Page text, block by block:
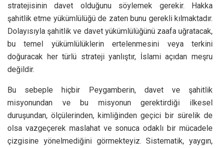
stratejisinin davet olduğunu söylemek gerekir. Hakka
şahitlik etme yükümlülüğü de zaten bunu gerekli kılmaktadır.
Dolayısıyla şahitlik ve davet yükümlülüğünü zaafa uğratacak,
bu temel yükümlülüklerin ertelenmesini veya terkini
doğuracak her türlü strateji yanlıştır, İslami açıdan meşru
değildir.
Bu sebeple hiçbir Peygamberin, davet ve şahitlik
misyonundan ve bu misyonun gerektirdiği ilkesel
duruşundan, ölçülerinden, kimliğinden geçici bir sürelik de
olsa vazgeçerek maslahat ve sonuca odaklı bir mücadele
çizgisine yönelmediğini görmekteyiz. Sistematik, yaygın,